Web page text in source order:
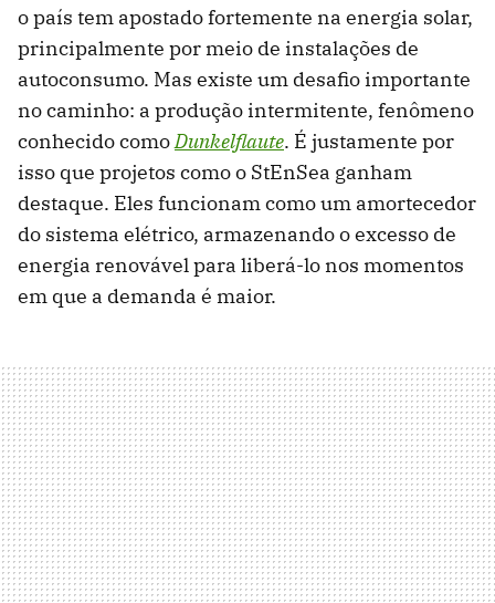
o país tem apostado fortemente na energia solar,
principalmente por meio de instalações de
autoconsumo. Mas existe um desafio importante
no caminho: a produção intermitente, fenômeno
conhecido comoDunkelflaute. É justamente por
isso que projetos como o StEnSea ganham
destaque. Eles funcionam como um amortecedor
do sistema elétrico, armazenando o excesso de
energia renovável para liberá-lo nos momentos
em que a demanda é maior.